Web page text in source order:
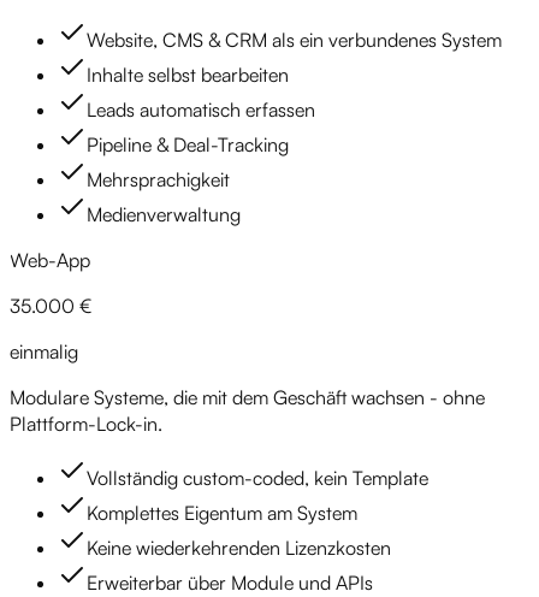
Website, CMS & CRM als ein verbundenes System
Inhalte selbst bearbeiten
Leads automatisch erfassen
Pipeline & Deal-Tracking
Mehrsprachigkeit
Medienverwaltung
Web-App
35.000 €
einmalig
Modulare Systeme, die mit dem Geschäft wachsen - ohne
Plattform-Lock-in.
Vollständig custom-coded, kein Template
Komplettes Eigentum am System
Keine wiederkehrenden Lizenzkosten
Erweiterbar über Module und APIs